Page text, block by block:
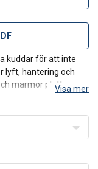
kuddar för att inte
lyft, hantering och
marmor plattor.Visa mer